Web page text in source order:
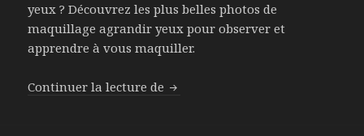
yeux ? Découvrez les plus belles photos de
maquillage agrandir yeux pour observer et
apprendre à vous maquiller.
Continuer la lecture de Le maquillage pour agrandir les